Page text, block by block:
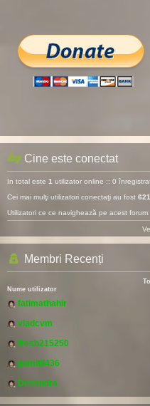
Cine este conectat
In total este 1 utilizator online :: 0
Cei mai mulţi utilizatori conectaţi au fost 621
Utilizatori ce ce navighează pe acest
Membri Recenți
Nume utilizator
fatimathahir
vladcvm
fresh215250
pomitil436
Devendra